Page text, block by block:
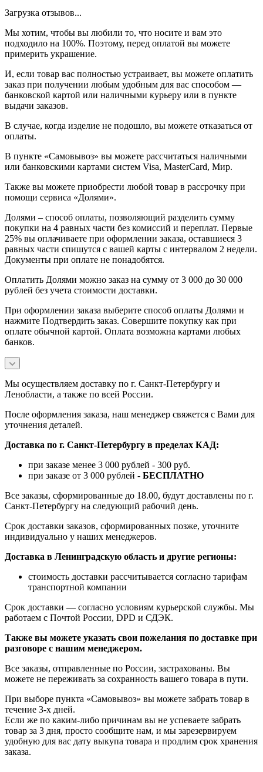
Загрузка отзывов...
Мы хотим, чтобы вы любили то, что носите и вам это
подходило на 100%. Поэтому, перед оплатой вы можете
примерить украшение.
И, если товар вас полностью устраивает, вы можете оплатить
заказ при получении любым удобным для вас способом —
банковской картой или наличными курьеру или в пункте
выдачи заказов.
В случае, когда изделие не подошло, вы можете отказаться от
оплаты.
В пункте «Самовывоз» вы можете рассчитаться наличными
или банковскими картами систем Visa, MasterCard, Мир.
Также вы можете приобрести любой товар в рассрочку при
помощи сервиса «Долями».
Долями – способ оплаты, позволяющий разделить сумму
покупки на 4 равных части без комиссий и переплат. Первые
25% вы оплачиваете при оформлении заказа, оставшиеся 3
равных части спишутся с вашей карты с интервалом 2 недели.
Документы при оплате не понадобятся.
Оплатить Долями можно заказ на сумму от 3 000 до 30 000
рублей без учета стоимости доставки.
При оформлении заказа выберите способ оплаты Долями и
нажмите Подтвердить заказ. Совершите покупку как при
оплате обычной картой. Оплата возможна картами любых
банков.
Мы осуществляем доставку по г. Санкт-Петербургу и
Ленобласти, а также по всей России.
После оформления заказа, наш менеджер свяжется с Вами для
уточнения деталей.
Доставка по г. Санкт-Петербургу в пределах КАД:
при заказе менее 3 000 рублей - 300 руб.
при заказе от 3 000 рублей - БЕСПЛАТНО
Все заказы, сформированные до 18.00, будут доставлены по г.
Санкт-Петербургу на следующий рабочий день.
Срок доставки заказов, сформированных позже, уточните
индивидуально у наших менеджеров.
Доставка в Ленинградскую область и другие регионы:
стоимость доставки рассчитывается согласно тарифам
транспортной компании
Срок доставки — согласно условиям курьерской службы. Мы
работаем с Почтой России, DPD и СДЭК.
Также вы можете указать свои пожелания по доставке при
разговоре с нашим менеджером.
Все заказы, отправленные по России, застрахованы. Вы
можете не переживать за сохранность вашего товара в пути.
При выборе пункта «Самовывоз» вы можете забрать товар в
течение 3-х дней.
Если же по каким-либо причинам вы не успеваете забрать
товар за 3 дня, просто сообщите нам, и мы зарезервируем
удобную для вас дату выкупа товара и продлим срок хранения
заказа.